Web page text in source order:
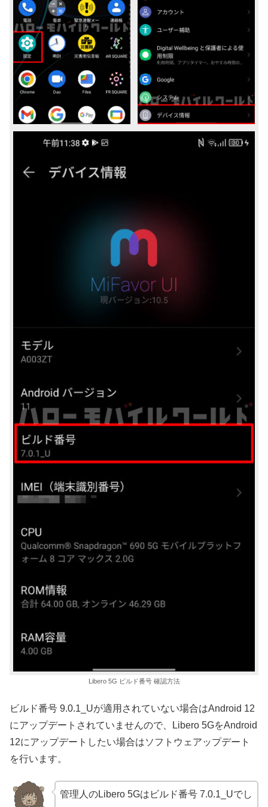
Libero 5G ビルド番号 確認方法
ビルド番号 9.0.1_Uが適用されていない場合はAndroid 12
にアップデートされていませんので、Libero 5GをAndroid
12にアップデートしたい場合はソフトウェアップデート
を行います。
管理人のLibero 5Gはビルド番号 7.0.1_Uでし